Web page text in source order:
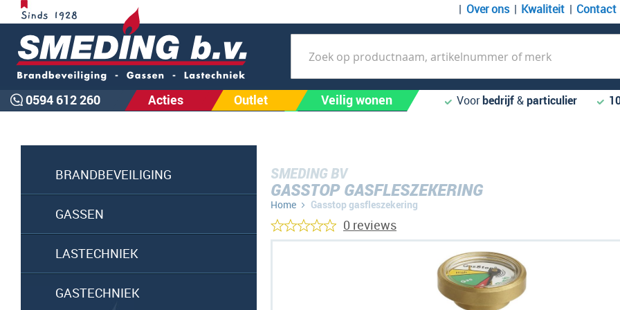
Over ons Kwaliteit Contact
Zoek
0594 612 260 Acties Outlet Veilig wonen Voorbedrijf&particulier
BRANDBEVEILIGING
GASSEN
LASTECHNIEK
GASTECHNIEK
SMEDING BV
GASSTOP GASFLESZEKERING
Home Gasstop gasfleszekering
0 reviews
Ga